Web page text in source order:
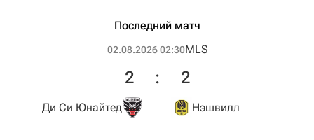
Последний матч
02.08.2026 02:30MLS
Ди Си Юнайтед
2 : 2
Нэшвилл